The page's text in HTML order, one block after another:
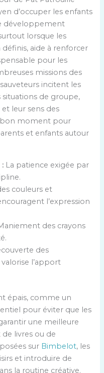
d’occuper les enfants
développement
lorsque les
aide à renforcer
pour les
missions des
incitent les
situations de groupe,
leur sens des
bon moment pour
et enfants autour
La patience exigée par
couleurs et
l’expression
des crayons
des
l’apport
épais, comme un
pour éviter que les
une meilleure
de livres ou de
sur Bimbelot, les
et introduire de
la routine créative.